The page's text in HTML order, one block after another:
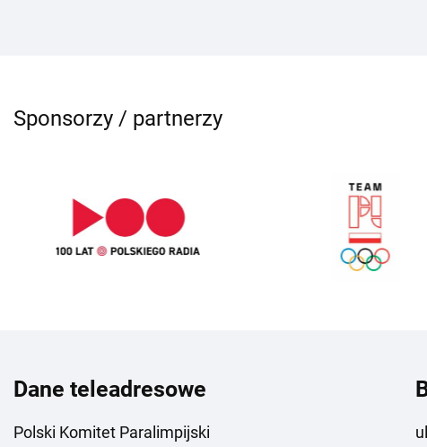
Sponsorzy / partnerzy
Dane teleadresowe
Polski Komitet Paralimpijski